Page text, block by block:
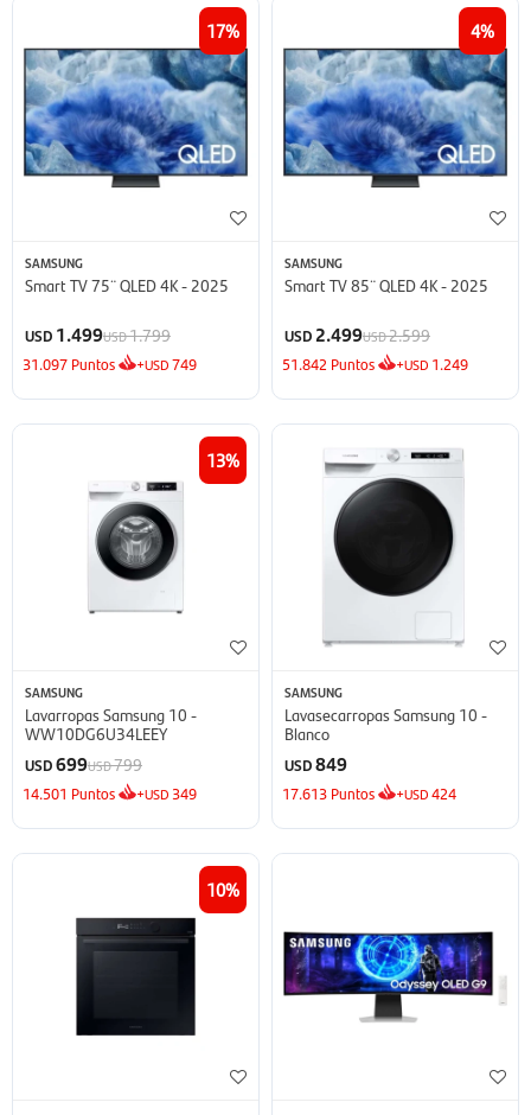
17
SAMSUNG
Smart TV 75¨ QLED 4K - 2025
USD 1.499USD1.799
31.097 Puntos +USD749
4
SAMSUNG
Smart TV 85¨ QLED 4K - 2025
USD 2.499USD2.599
51.842 Puntos +USD 1.249
13
SAMSUNG
Lavarropas Samsung 10 -
WW10DG6U34LEEY
USD699USD799
14.501 Puntos +USD 349
SAMSUNG
Lavasecarropas Samsung 10 -
Blanco
USD849
17.613 Puntos +USD424
10